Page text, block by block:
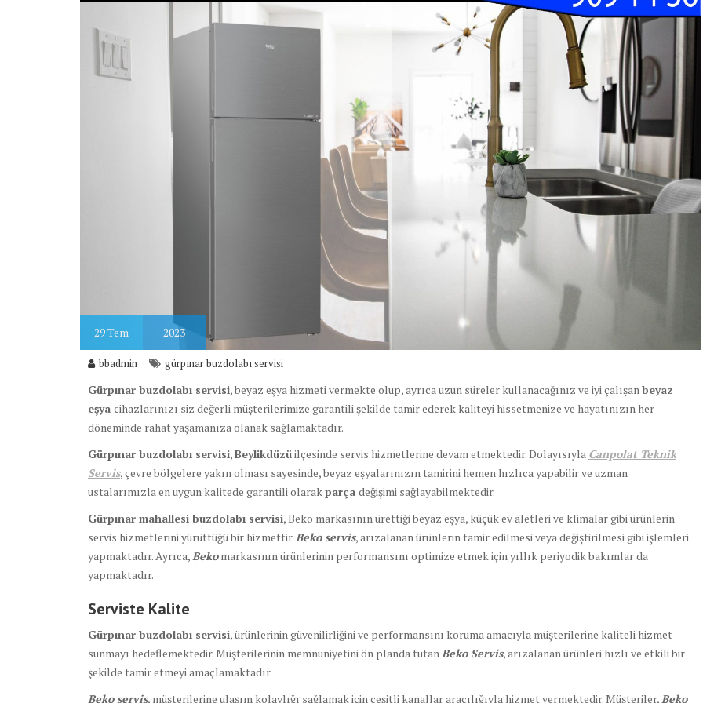
29Tem 2023
bbadmin gürpınar buzdolabı servisi
Gürpınar buzdolabı servisi, beyaz eşya hizmeti vermekte olup, ayrıca uzun süreler kullanacağınız ve iyi çalışanbeyaz
eşya cihazlarınızı siz değerli müşterilerimize garantili şekilde tamir ederek kaliteyi hissetmenize ve hayatınızın her
döneminde rahat yaşamanıza olanak sağlamaktadır.
Gürpınar buzdolabı servisi,Beylikdüzüilçesinde servis hizmetlerine devam etmektedir. Dolayısıyla Canpolat Teknik
Servis, çevre bölgelere yakın olması sayesinde, beyaz eşyalarınızın tamirini hemen hızlıca yapabilir ve uzman
ustalarımızla en uygun kalitede garantili olarakparça değişimi sağlayabilmektedir.
Gürpınar mahallesi buzdolabı servisi, Beko markasının ürettiği beyaz eşya, küçük ev aletleri ve klimalar gibi ürünlerin
servis hizmetlerini yürüttüğü bir hizmettir.Beko servis, arızalanan ürünlerin tamir edilmesi veya değiştirilmesi gibi işlemleri
yapmaktadır. Ayrıca,Beko markasının ürünlerinin performansını optimize etmek için yıllık periyodik bakımlar da
yapmaktadır.
Serviste Kalite
Gürpınar buzdolabı servisi, ürünlerinin güvenilirliğini ve performansını koruma amacıyla müşterilerine kaliteli hizmet
sunmayı hedeflemektedir. Müşterilerinin memnuniyetini ön planda tutanBeko Servis, arızalanan ürünleri hızlı ve etkili bir
şekilde tamir etmeyi amaçlamaktadır.
Beko servis, müşterilerine ulaşım kolaylığı sağlamak için çeşitli kanallar aracılığıyla hizmet vermektedir. Müşteriler,Beko